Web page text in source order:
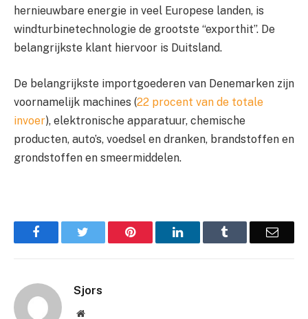
hernieuwbare energie in veel Europese landen, is
windturbinetechnologie de grootste “exporthit”. De
belangrijkste klant hiervoor is Duitsland.
De belangrijkste importgoederen van Denemarken zijn
voornamelijk machines (22 procent van de totale
invoer), elektronische apparatuur, chemische
producten, auto’s, voedsel en dranken, brandstoffen en
grondstoffen en smeermiddelen.
Facebook Pinterest LinkedIn Email
Sjors
Website